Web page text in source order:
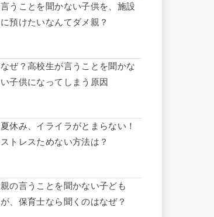
言うことを聞かない子供を、施設
に預けたいなんてダメ親？
なぜ？高校生が言うことを聞かな
い子供になってしまう原因
夏休み、イライラがとまらない！
ストレスためない方法は？
親の言うことを聞かない子ども
が、保育士なら聞くのはなぜ？